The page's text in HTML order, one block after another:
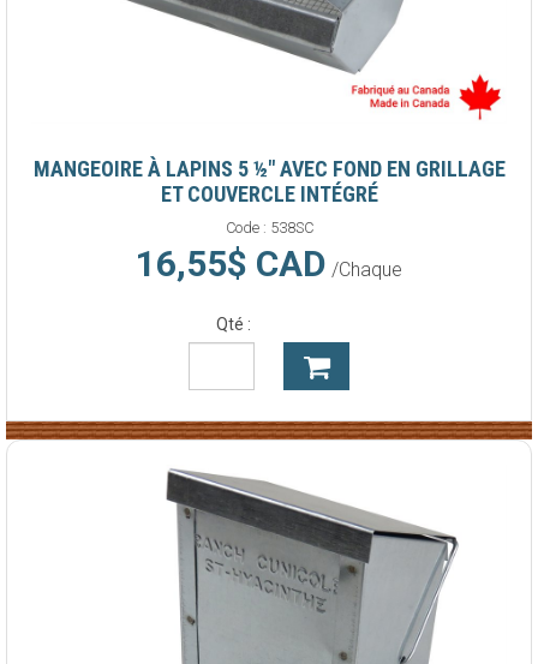
MANGEOIRE À LAPINS 5 ½" AVEC FOND EN GRILLAGE
ET COUVERCLE INTÉGRÉ
Code : 538SC
16,55$ CAD /Chaque
Qté :